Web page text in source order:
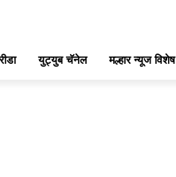
युट्युब चॅनेल मल्हार न्यूज विशेष